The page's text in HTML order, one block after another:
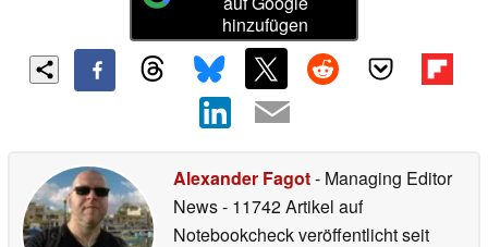
hinzufügen
Alexander Fagot- Managing Editor
News- 11742 Artikel auf
Notebookcheck veröffentlichtseit